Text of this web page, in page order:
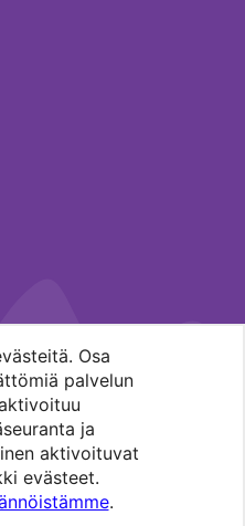
Osa
palvelun
ja
aktivoituvat
evästeet.
.